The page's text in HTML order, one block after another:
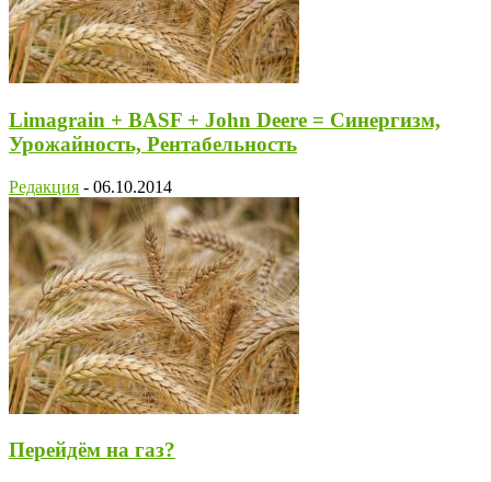
Limagrain + BASF + John Deere = Синергизм,
Урожайность, Рентабельность
Редакция - 06.10.2014
Перейдём на газ?